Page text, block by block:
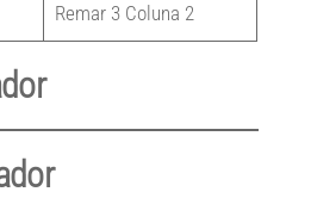
Remar 3 Coluna 2